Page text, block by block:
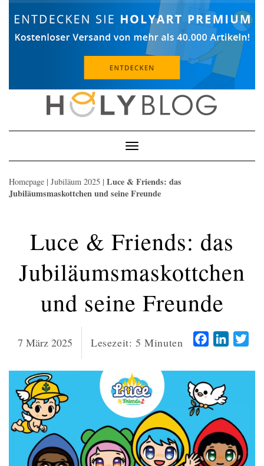
Toggle
Navigation
Homepage | Jubiläum 2025 | Luce & Friends: das
Jubiläumsmaskottchen und seine Freunde
Luce & Friends: das
Jubiläumsmaskottchen
und seine Freunde
7 März 2025 Lesezeit: 5 Minuten Facebook